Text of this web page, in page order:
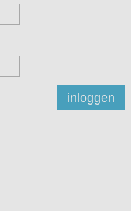
inloggen